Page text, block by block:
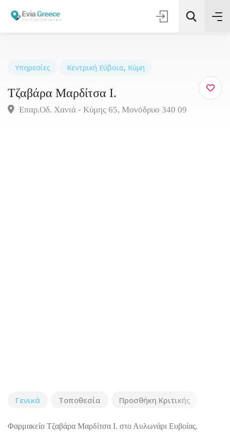
Τοποθεσία
Υπηρεσίες Κεντρική Εύβοια, Κύμη
Τζαβάρα Μαρδίτσα Ι.
Επαρ.Οδ. Χανιά - Κύμης 65, Μονόδρυο 340 09
Γενικά Τοποθεσία Προσθήκη Κριτικής
Φαρμακείο Τζαβάρα Μαρδίτσα Ι. στο Αυλωνάρι Ευβοίας.